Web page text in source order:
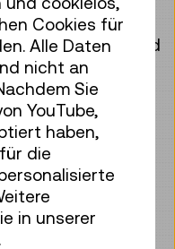
im Vergleich zu
Wissen und
sicher und
Und warum sind
fürs
Technisches
euch an Bord
unter 8 Jahren
Cookies für
Alle Daten
nicht an
Sie
YouTube,
haben,
die
in unserer